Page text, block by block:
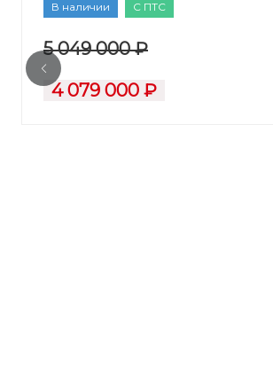
В наличии С ПТС
5 049 000 ₽
4 079 000 ₽